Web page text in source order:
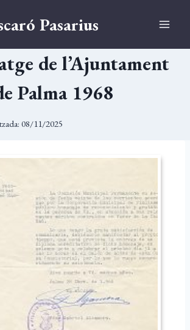
Pasarius
de l’Ajuntament
Palma 1968
08/11/2025